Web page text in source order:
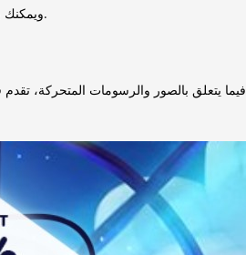
يمكنك استرداد عملات اليانصيب الخاصة بك والتي تحتوي على Skrill، ويمكنك بكل ثقة أن تكون أموال اليانصيب الواحدة كافية بالفعل بقيمة 1 دولار أمريكي.
فيما يتعلق بالصور والرسومات المتحركة،